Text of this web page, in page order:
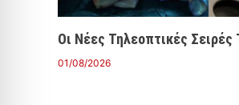
Οι Νέες Τηλεοπτικές Σειρές
01/08/2026